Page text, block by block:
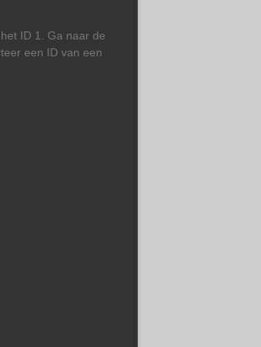
ID 1. Ga naar de
een ID van een